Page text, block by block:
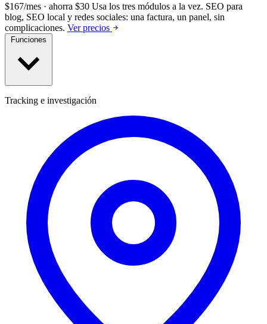
$167/mes · ahorra $30 Usa los tres módulos a la vez. SEO para
blog, SEO local y redes sociales: una factura, un panel, sin
complicaciones. Ver precios
Tracking e investigación